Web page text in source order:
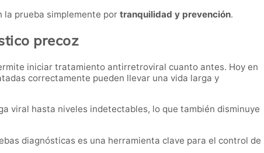
la prueba simplemente por tranquilidad y prevención.
precoz
iniciar tratamiento antirretroviral cuanto antes. Hoy en
correctamente pueden llevar una vida larga y
viral hasta niveles indetectables, lo que también disminuye
diagnósticas es una herramienta clave para el control de